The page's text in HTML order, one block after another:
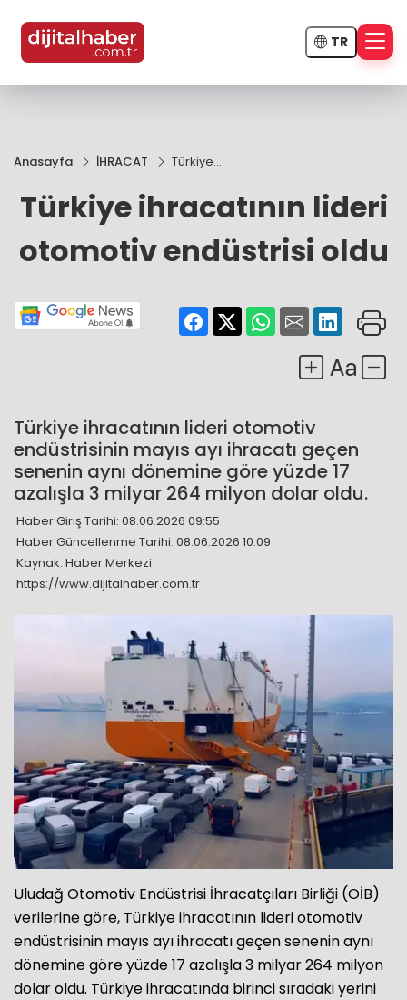
TR
Anasayfa İHRACAT
Türkiye
lideri
otomotiv
endüstrisi
oldu
Türkiye ihracatının lideri
otomotiv endüstrisi oldu
Türkiye ihracatının lideri otomotiv
endüstrisinin mayıs ayı ihracatı geçen
senenin aynı dönemine göre yüzde 17
azalışla 3 milyar 264 milyon dolar oldu.
Haber Giriş Tarihi: 08.06.2026 09:55
Haber Güncellenme Tarihi: 08.06.2026 10:09
Kaynak: Haber Merkezi
https://www.dijitalhaber.com.tr
Uludağ Otomotiv Endüstrisi İhracatçıları Birliği (OİB)
verilerine göre, Türkiye ihracatının lideri otomotiv
endüstrisinin mayıs ayı ihracatı geçen senenin aynı
dönemine göre yüzde 17 azalışla 3 milyar 264 milyon
dolar oldu. Türkiye ihracatında birinci sıradaki yerini